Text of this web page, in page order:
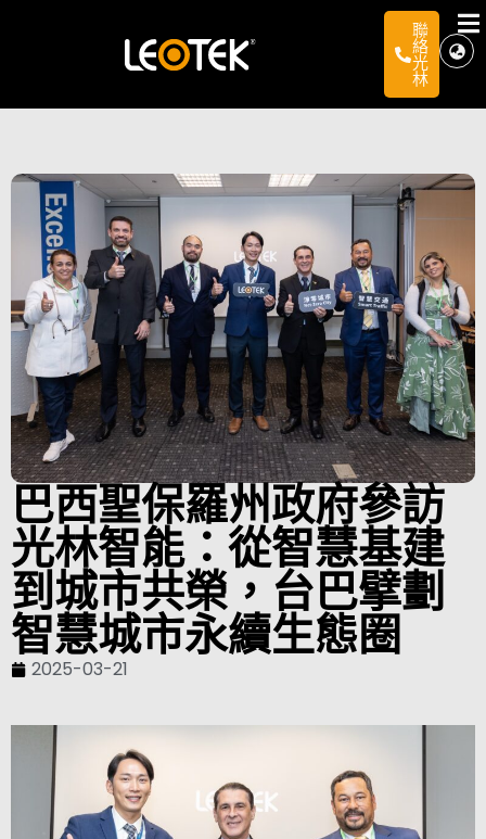
聯
絡
光
林
巴西聖保羅州政府參訪
光林智能：從智慧基建
到城市共榮，台巴擘劃
智慧城市永續生態圈
2025-03-21